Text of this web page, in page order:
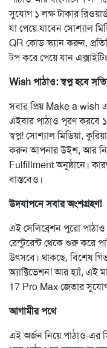
সুযোগ ১ লক্ষ টাকার
যা পেয়ে যাবেন সোশ্যাল
QR কোড স্ক্যান করুন,
টপ করে পেয়ে যান
Wish পাঠাও: স্বপ্ন হবে
সবার প্রিয় Make a wish
এইবার পাঠাও পূরণ করবে
স্বপ্ন! সোশ্যাল মিডিয়া,
করুন আপনার উইশ, আর
Fulfillment অনুষ্ঠানে।
বাস্তবেও।
উদযাপনে সবার অংশগ্রহণ!
এই সেলিব্রেশন পুরো
রেস্টুরেন্ট থেকে শুরু করে
উৎসবে। থাকছে, বিশেষ
অ্যাক্টিভেশন! আর হ্যাঁ, এই
17 Pro Max জেতার
আগামীর পথে
এই অর্জন নিয়ে পাঠাও-